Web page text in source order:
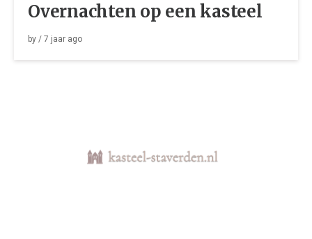
Overnachten op een kasteel
by / 7 jaar ago